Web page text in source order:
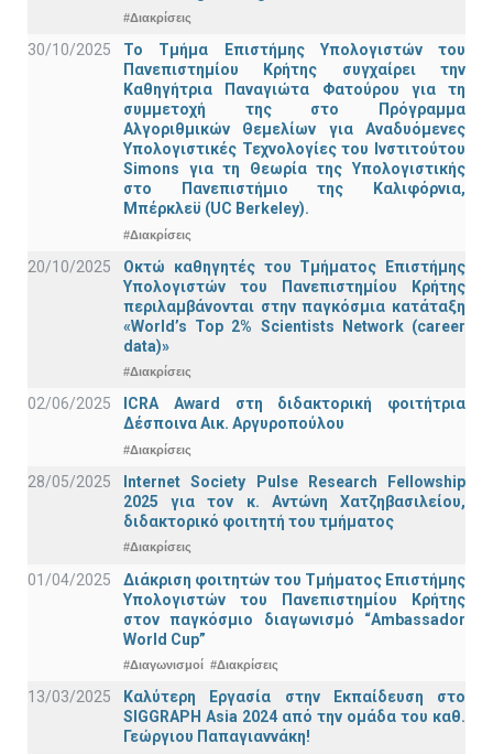
#Διακρίσεις
30/10/2025
Το Τμήμα Επιστήμης Υπολογιστών του
Πανεπιστημίου Κρήτης συγχαίρει την
Καθηγήτρια Παναγιώτα Φατούρου για τη
συμμετοχή της στο Πρόγραμμα
Αλγοριθμικών Θεμελίων για Αναδυόμενες
Υπολογιστικές Τεχνολογίες του Ινστιτούτου
Simons για τη Θεωρία της Υπολογιστικής
στο Πανεπιστήμιο της Καλιφόρνια,
Μπέρκλεϋ (UC Berkeley).
#Διακρίσεις
20/10/2025
Οκτώ καθηγητές του Τμήματος Επιστήμης
Υπολογιστών του Πανεπιστημίου Κρήτης
περιλαμβάνονται στην παγκόσμια κατάταξη
«World’s Top 2% Scientists Network (career
data)»
#Διακρίσεις
02/06/2025
ICRA Award στη διδακτορική φοιτήτρια
Δέσποινα Αικ. Αργυροπούλου
#Διακρίσεις
28/05/2025
Internet Society Pulse Research Fellowship
2025 για τον κ. Αντώνη Χατζηβασιλείου,
διδακτορικό φοιτητή του τμήματος
#Διακρίσεις
01/04/2025
Διάκριση φοιτητών του Τμήματος Επιστήμης
Υπολογιστών του Πανεπιστημίου Κρήτης
στον παγκόσμιο διαγωνισμό “Ambassador
World Cup”
#Διαγωνισμοί #Διακρίσεις
13/03/2025
Καλύτερη Εργασία στην Εκπαίδευση στο
SIGGRAPH Asia 2024 από την ομάδα του καθ.
Γεώργιου Παπαγιαννάκη!